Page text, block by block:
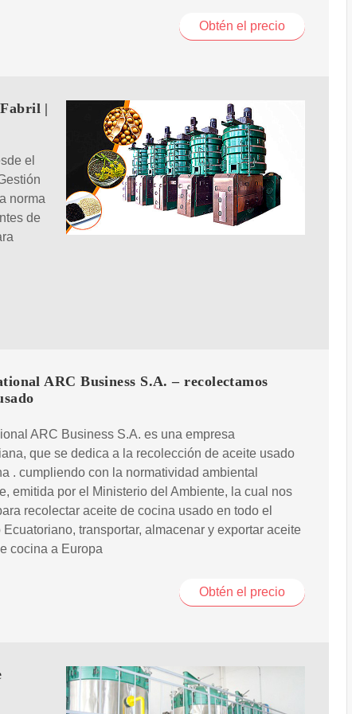
Obtén el precio
|
el
norma
de
ARC Business S.A. – recolectamos
ARC Business S.A. es una empresa
que se dedica a la recolección de aceite usado
. cumpliendo con la normatividad ambiental
emitida por el Ministerio del Ambiente, la cual nos
recolectar aceite de cocina usado en todo el
Ecuatoriano, transportar, almacenar y exportar aceite
cocina a Europa
Obtén el precio